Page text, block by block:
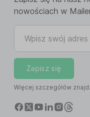
nowościach w
Wpisz swój adres e-
Zapisz się
Więcej szczegółów